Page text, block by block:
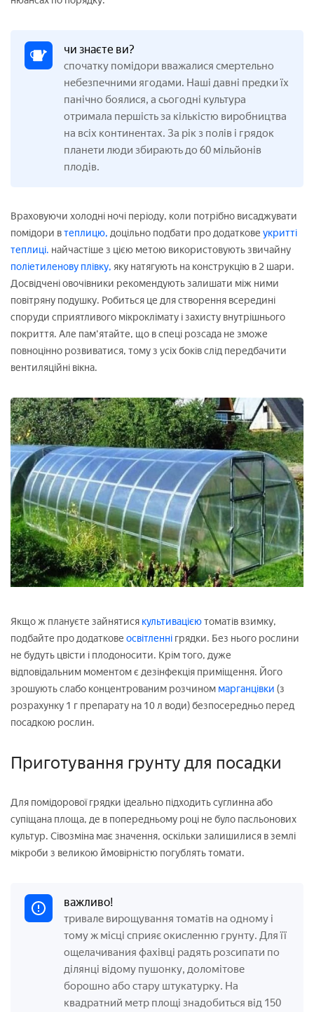
чи знаєте ви?
спочатку помідори вважалися смертельно
небезпечними ягодами. Наші давні предки їх
панічно боялися, а сьогодні культура
отримала першість за кількістю виробництва
на всіх континентах. За рік з полів і грядок
планети люди збирають до 60 мільйонів
плодів.
Враховуючи холодні ночі періоду, коли потрібно висаджувати
помідори втеплицю, доцільно подбати про додаткове укритті
теплиці. найчастіше з цією метою використовують звичайну
поліетиленову плівку, яку натягують на конструкцію в 2 шари.
Досвідчені овочівники рекомендують залишати між ними
повітряну подушку. Робиться це для створення всередині
споруди сприятливого мікроклімату і захисту внутрішнього
покриття. Але пам'ятайте, що в спеці розсада не зможе
повноцінно розвиватися, тому з усіх боків слід передбачити
вентиляційні вікна.
Якщо ж плануєте зайнятися культивацієютоматів взимку,
подбайте про додаткове освітленні грядки. Без нього рослини
не будуть цвісти і плодоносити. Крім того, дуже
відповідальним моментом є дезінфекція приміщення. Його
зрошують слабо концентрованим розчином марганцівки (з
розрахунку 1 г препарату на 10 л води) безпосередньо перед
посадкою рослин.
Приготування грунту для посадки
Для помідорової грядки ідеально підходить суглинна або
супіщана площа, де в попередньому році не було пасльонових
культур. Сівозміна має значення, оскільки залишилися в землі
мікроби з великою ймовірністю погублять томати.
важливо!
тривале вирощування томатів на одному і
тому ж місці сприяє окисленню грунту. Для її
ощелачивания фахівці радять розсипати по
ділянці відому пушонку, доломітове
борошно або стару штукатурку. На
квадратний метр площі знадобиться від 150